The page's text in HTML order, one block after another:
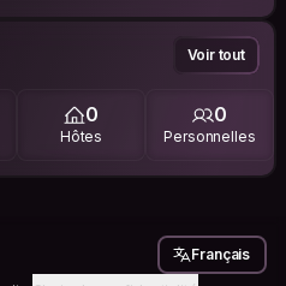
Voir tout
0
Hôtes
0
Personnelles
Français